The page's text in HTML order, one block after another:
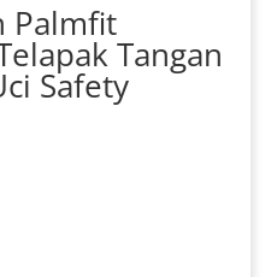
Palmfit
Tangan
Safety